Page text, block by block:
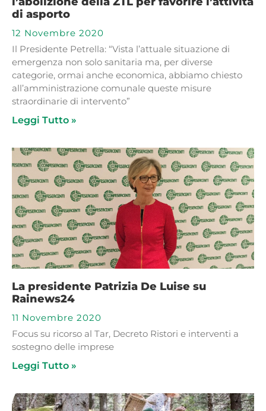
di asporto
12 Novembre 2020
Il Presidente Petrella: “Vista l’attuale situazione di
emergenza non solo sanitaria ma, per diverse
categorie, ormai anche economica, abbiamo chiesto
all’amministrazione comunale queste misure
straordinarie di intervento”
Leggi Tutto »
La presidente Patrizia De Luise su
Rainews24
11 Novembre 2020
Focus su ricorso al Tar, Decreto Ristori e interventi a
sostegno delle imprese
Leggi Tutto »